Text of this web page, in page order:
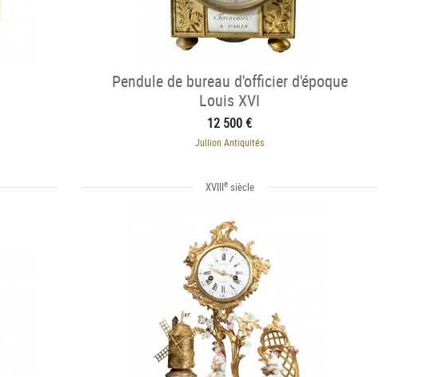
Pendule de bureau d'officier d'époque
Louis XVI
12 500 €
Jullion Antiquités
XVIIIesiècle